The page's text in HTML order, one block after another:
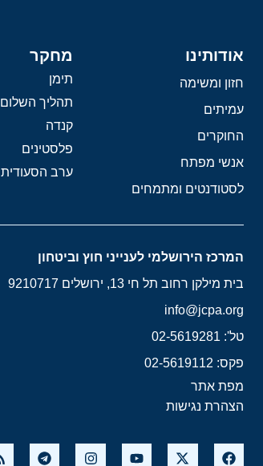
אודותינו
חזון ומשימה
עמיתים
החוקרים
אנשי מפתח
לסטודנטים ומתמחים
מחקר
תימן
תהליך השלום
קנדה
פלסטינים
ערב הסעודית
המרכז הירושלמי לענייני חוץ וביטחון
בית מילקן רחוב תל חי 13, ירושלים 9210717
info@jcpa.org
טל': 02-5619281
פקס: 02-5619112
מפת אתר
הצהרת נגישות